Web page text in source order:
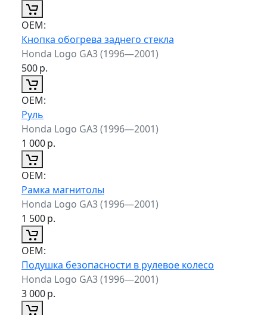
ОЕМ:
Кнопка обогрева заднего стекла
Honda Logo GA3 (1996—2001)
500р.
ОЕМ:
Руль
Honda Logo GA3 (1996—2001)
1 000р.
ОЕМ:
Рамка магнитолы
Honda Logo GA3 (1996—2001)
1 500р.
ОЕМ:
Подушка безопасности в рулевое колесо
Honda Logo GA3 (1996—2001)
3 000р.